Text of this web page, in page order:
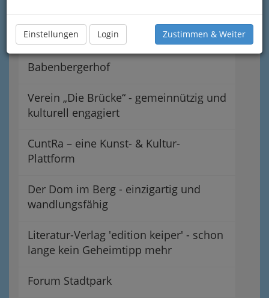
Einstellungen Login Zustimmen & Weiter
Grazer Augarten
Babenbergerhof
Verein „Die Brücke“ - gemeinnützig und
kulturell engagiert
CuntRa – eine Kunst- & Kultur-
Plattform
Der Dom im Berg - einzigartig und
wandlungsfähig
Literatur-Verlag 'edition keiper' - schon
lange kein Geheimtipp mehr
Forum Stadtpark